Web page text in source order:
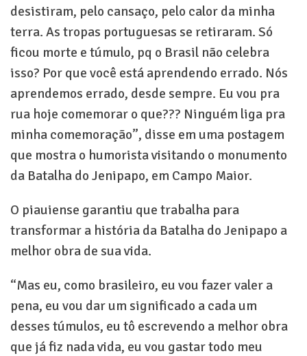
desistiram, pelo cansaço, pelo calor da minha
terra. As tropas portuguesas se retiraram. Só
ficou morte e túmulo, pq o Brasil não celebra
isso? Por que você está aprendendo errado. Nós
aprendemos errado, desde sempre. Eu vou pra
rua hoje comemorar o que??? Ninguém liga pra
minha comemoração”, disse em uma postagem
que mostra o humorista visitando o monumento
da Batalha do Jenipapo, em Campo Maior.
O piauiense garantiu que trabalha para
transformar a história da Batalha do Jenipapo a
melhor obra de sua vida.
“Mas eu, como brasileiro, eu vou fazer valer a
pena, eu vou dar um significado a cada um
desses túmulos, eu tô escrevendo a melhor obra
que já fiz nada vida, eu vou gastar todo meu